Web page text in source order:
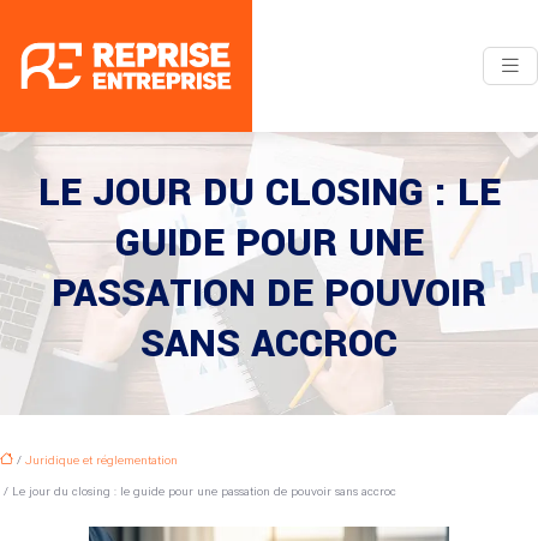
LE JOUR DU CLOSING : LE
GUIDE POUR UNE
PASSATION DE POUVOIR
SANS ACCROC
/ Juridique et réglementation
/ Le jour du closing : le guide pour une passation de pouvoir sans accroc